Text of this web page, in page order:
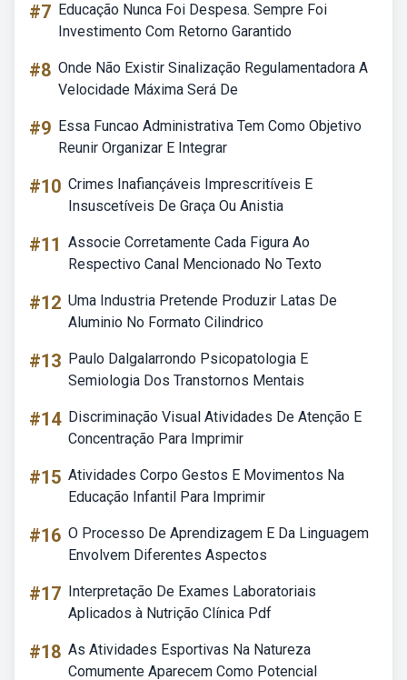
#7 Educação Nunca Foi Despesa. Sempre Foi
Investimento Com Retorno Garantido
#8 Onde Não Existir Sinalização Regulamentadora A
Velocidade Máxima Será De
#9 Essa Funcao Administrativa Tem Como Objetivo
Reunir Organizar E Integrar
#10 Crimes Inafiançáveis Imprescritíveis E
Insuscetíveis De Graça Ou Anistia
#11 Associe Corretamente Cada Figura Ao
Respectivo Canal Mencionado No Texto
#12 Uma Industria Pretende Produzir Latas De
Aluminio No Formato Cilindrico
#13 Paulo Dalgalarrondo Psicopatologia E
Semiologia Dos Transtornos Mentais
#14 Discriminação Visual Atividades De Atenção E
Concentração Para Imprimir
#15 Atividades Corpo Gestos E Movimentos Na
Educação Infantil Para Imprimir
#16 O Processo De Aprendizagem E Da Linguagem
Envolvem Diferentes Aspectos
#17 Interpretação De Exames Laboratoriais
Aplicados à Nutrição Clínica Pdf
#18 As Atividades Esportivas Na Natureza
Comumente Aparecem Como Potencial